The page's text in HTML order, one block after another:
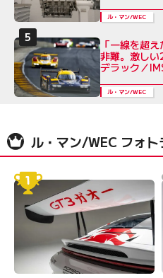
ル・マン/WEC
「一線を超
非難。激し
デラック／
ル・マン/WEC
ル・マン/WEC フォト